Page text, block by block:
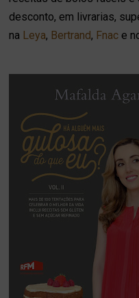
desconto, em livrarias,
na Leya, Bertrand, Fnac e